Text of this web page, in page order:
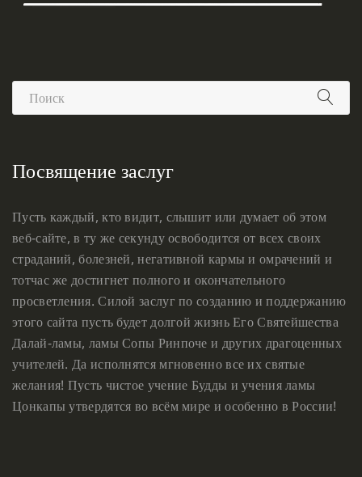
Посвящение заслуг
Пусть каждый, кто видит, слышит или думает об этом
веб-сайте, в ту же секунду освободится от всех своих
страданий, болезней, негативной кармы и омрачений и
тотчас же достигнет полного и окончательного
просветления. Силой заслуг по созданию и поддержанию
этого сайта пусть будет долгой жизнь Его Святейшества
Далай-ламы, ламы Сопы Ринпоче и других драгоценных
учителей. Да исполнятся мгновенно все их святые
желания! Пусть чистое учение Будды и учения ламы
Цонкапы утвердятся во всём мире и особенно в России!